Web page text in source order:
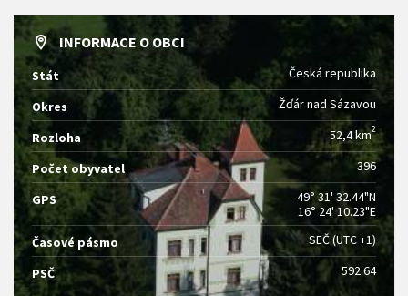
INFORMACE O OBCI
Stát Česká republika
Okres Žďár nad Sázavou
Rozloha 52,4 km2
Počet obyvatel 396
GPS
49° 31' 32.44"N
16° 24' 10.23"E
Časové pásmo
SEČ (UTC +1)
PSČ 592 64